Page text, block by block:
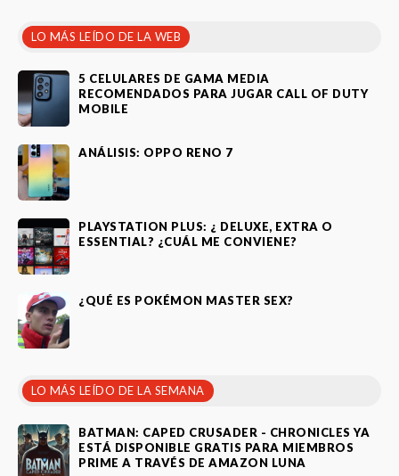
LO MÁS LEÍDO DE LA WEB
5 CELULARES DE GAMA MEDIA
RECOMENDADOS PARA JUGAR CALL OF DUTY
MOBILE
ANÁLISIS: OPPO RENO 7
PLAYSTATION PLUS: ¿ DELUXE, EXTRA O
ESSENTIAL? ¿CUÁL ME CONVIENE?
¿QUÉ ES POKÉMON MASTER SEX?
LO MÁS LEÍDO DE LA SEMANA
BATMAN: CAPED CRUSADER - CHRONICLES YA
ESTÁ DISPONIBLE GRATIS PARA MIEMBROS
PRIME A TRAVÉS DE AMAZON LUNA